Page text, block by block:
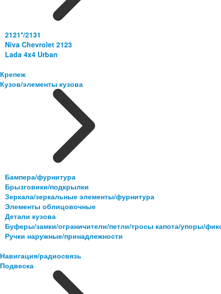
2121*/2131
Niva Chevrolet 2123
Lada 4x4 Urban
Крепеж
Кузов/элементы кузова
Бампера/фурнитура
Брызговики/подкрылки
Зеркала/зеркальные элементы/фурнитура
Элементы облицовочные
Детали кузова
Буферы/замки/ограничители/петли/тросы капота/упоры/
Ручки наружные/принадлежности
Навигация/радиосвязь
Подвеска